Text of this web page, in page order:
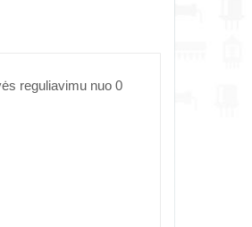
reguliavimu nuo 0